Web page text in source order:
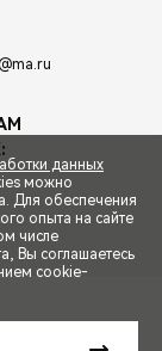
данных
можно
Для обеспечения
опыта на сайте
числе
Вы соглашаетесь
cookie-